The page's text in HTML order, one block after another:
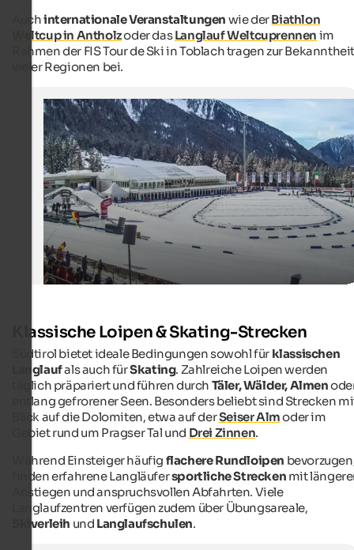
Biathlon World Cup Antholz
Der Biathlon World Cup in Antholz lockt zahlreiche
bietet ein spannendes Rahmenprogramm.
Internet Consulting - Michaela Forer
Auchinternationale Veranstaltungen wie derBiathlon
Weltcup in Antholzoder dasLanglauf Weltcuprennen im
Rahmen der FIS Tour de Ski in Toblach tragen zur
vieler Regionen bei.
Klassische Loipen & Skating-Strecken
Südtirol bietet ideale Bedingungen sowohl für klassischen
Langlaufals auch fürSkating. Zahlreiche Loipen werden
täglich präpariert und führen durch Täler, Wälder, Almen
entlang gefrorener Seen. Besonders beliebt sind Strecken
Blick auf die Dolomiten, etwa auf derSeiser Almoder im
Gebiet rund um Pragser Tal und Drei Zinnen.
Während Einsteiger häufig flachere Rundloipen
finden erfahrene Langläufersportliche Strecken mit
Anstiegen und anspruchsvollen Abfahrten. Viele
Langlaufzentren verfügen zudem über Übungsareale,
Skiverleih und Langlaufschulen.